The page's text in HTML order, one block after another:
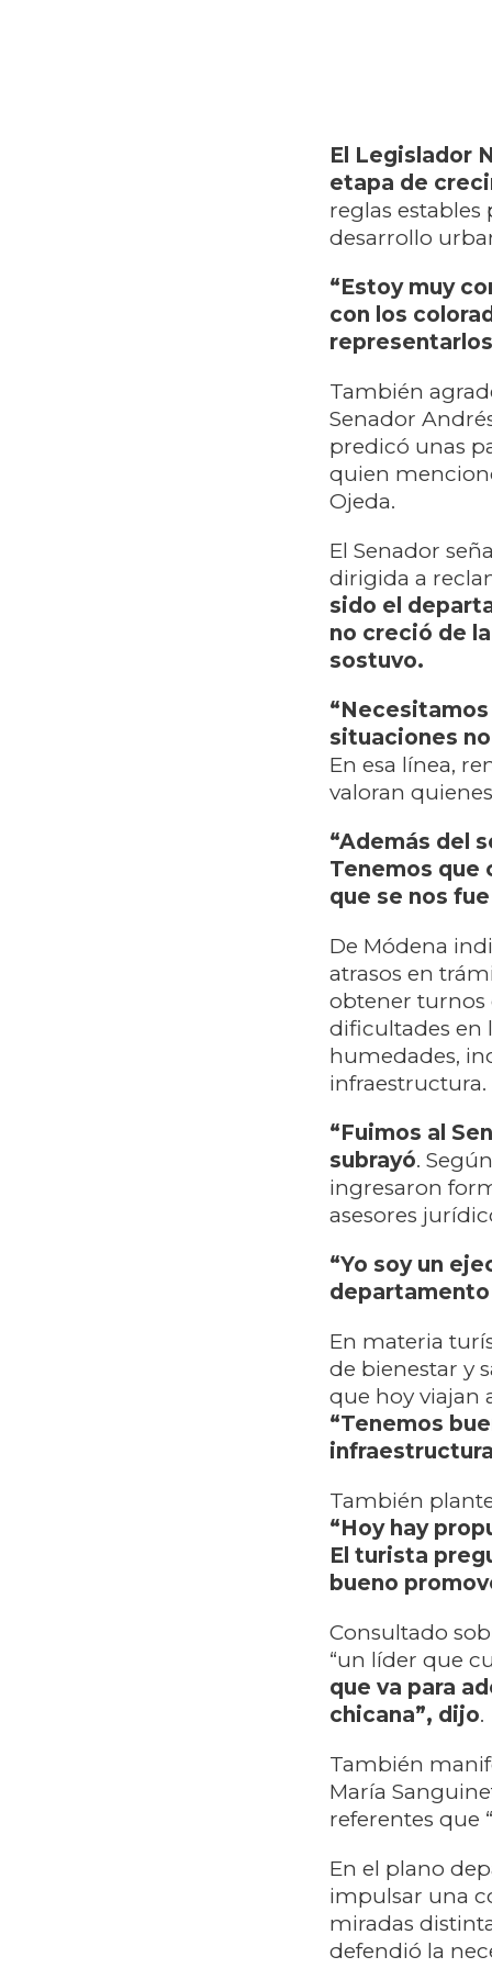
El Legislador
etapa de
reglas
desarrollo
“Estoy muy
con los
También
Senador
predicó unas
quien
Ojeda.
El Senador
dirigida a
sido el
no creció de
sostuvo.
situaciones
En esa línea,
valoran
“Además del
Tenemos que
que se nos
De Módena
atrasos en
obtener turnos
dificultades en
humedades,
infraestructura.
“Fuimos al
subrayó.
ingresaron
asesores
“Yo soy un
departamento
En materia
de bienestar y
que hoy viajan
“Tenemos
También
“Hoy hay
El turista
bueno
Consultado
“un líder que
que va para
chicana”, dijo.
También
María
referentes que
En el plano
impulsar una
miradas
defendió la